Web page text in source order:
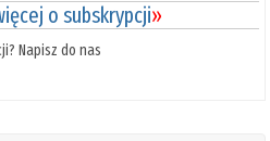
o subskrypcji»
Napisz do nas